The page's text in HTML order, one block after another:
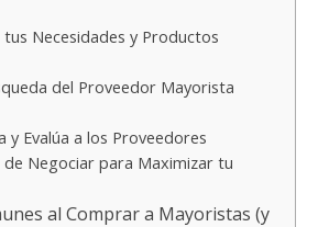
tus Necesidades y Productos
del Proveedor Mayorista
y Evalúa a los Proveedores
de Negociar para Maximizar tu
al Comprar a Mayoristas (y